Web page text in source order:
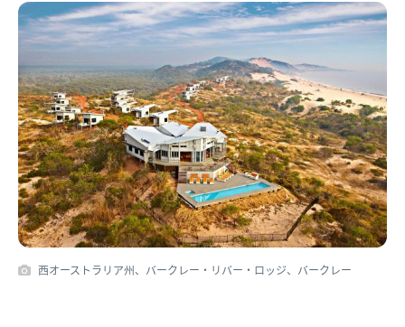
西オーストラリア州、バークレー・リバー・ロッジ、バークレー